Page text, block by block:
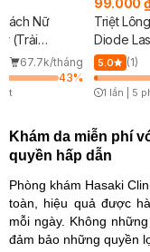
Nữ
(Trải
67.7k/tháng
43%
Triệt
Diode
Nghiệm)
5.0 (1)
Timer Gray
1 lần 5
Khám da miễn phí
quyền hấp dẫn
Phòng khám Hasaki
toàn, hiệu quả được
mỗi ngày. Không
đảm bảo những quyền